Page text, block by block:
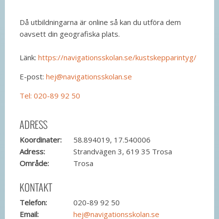
Då utbildningarna är online så kan du utföra dem
oavsett din geografiska plats.
Länk: https://navigationsskolan.se/kustskepparintyg/
E-post: hej@navigationsskolan.se
Tel: 020-89 92 50
ADRESS
Koordinater:
58.894019, 17.540006
Adress:
Strandvägen 3, 619 35 Trosa
Område:
Trosa
KONTAKT
Telefon:
020-89 92 50
Email:
hej@navigationsskolan.se